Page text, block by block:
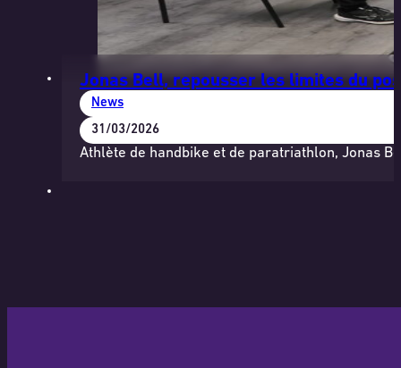
Jonas Bell, repousser les limites du
News
31/03/2026
Athlète de handbike et de paratriathlon, Jonas